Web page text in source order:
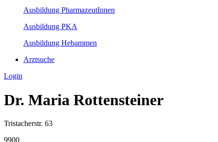
Ausbildung PharmazeutInnen
Ausbildung PKA
Ausbildung Hebammen
Arztsuche
Login
Dr. Maria Rottensteiner
Tristacherstr. 63
9900